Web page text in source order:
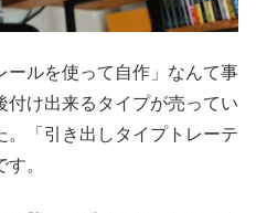
ールを使って自作」なんて事
付け出来るタイプが売ってい
。「引き出しタイプトレーテ
。